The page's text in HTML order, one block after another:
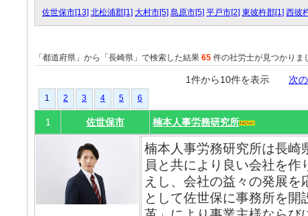
佐世保市[13] 北松浦郡[1] 大村市[5] 島原市[5] 平戸市[2] 東彼杵郡[1] 西彼
「都道府県」から「長崎県」で検索した結果 65 件の社労士が見つかりま
1件から10件を表示 次
1 2 3 4 5 6
1 佐世保市 楠本人事労務研究所
楠本人事労務研究所は長崎
員と共により良い会社を
えし、会社の益々の発展
として佐世保に事務所を